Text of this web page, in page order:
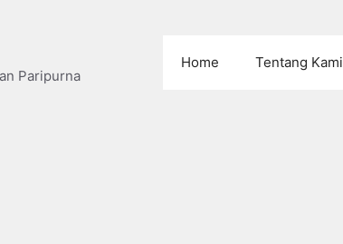
Paripurna
Home Tentang Kami